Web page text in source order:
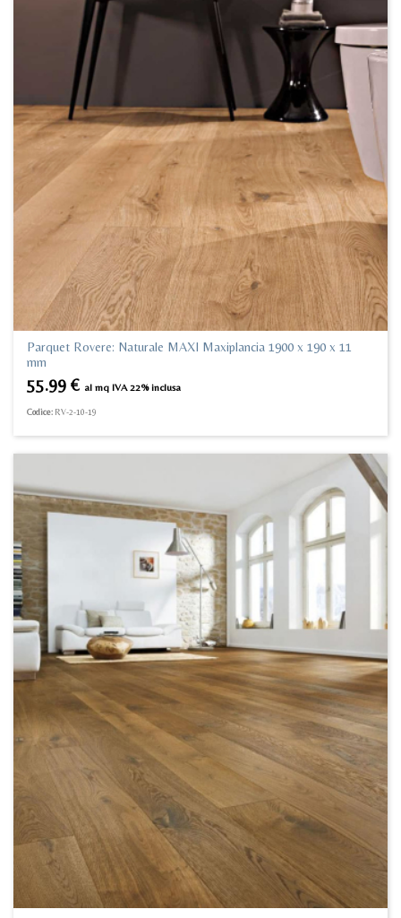
Parquet Rovere: Naturale MAXI Maxiplancia 1900 x 190 x 11
mm
55.99 € al mq IVA 22% inclusa
Codice: RV-2-10-19